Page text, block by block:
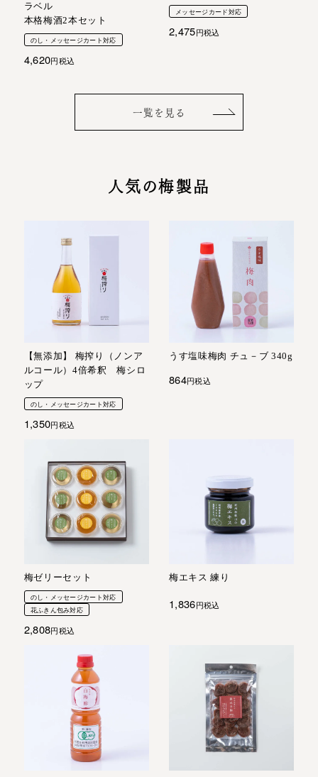
ラベル
本格梅酒2本セット
のし・メッセージカート対応
4,620 税込
メッセージカード対応
2,475 税込
一覧を見る
人気の梅製品
【無添加】 梅搾り（ノンア
ルコール）4倍希釈 梅シロ
ップ
のし・メッセージカート対応
1,350 税込
うす塩味梅肉 チュ－ブ 340g
864 税込
梅ゼリーセット
のし・メッセージカート対応
花ふきん包み対応
2,808 税込
梅エキス 練り
1,836 税込